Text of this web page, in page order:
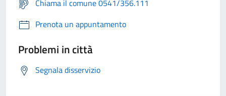
Chiama il comune 0541/356.111
Prenota un appuntamento
Problemi in città
Segnala disservizio